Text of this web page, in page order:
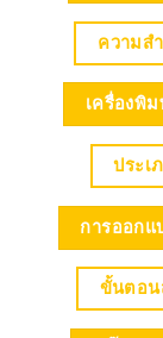
ความส
เครื่องพิ
ประเ
การออก
ขั้นตอน